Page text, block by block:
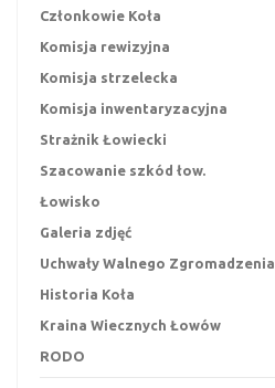
Członkowie Koła
Komisja rewizyjna
Komisja strzelecka
Komisja inwentaryzacyjna
Strażnik Łowiecki
Szacowanie szkód łow.
Łowisko
Galeria zdjęć
Uchwały Walnego Zgromadzenia
Historia Koła
Kraina Wiecznych Łowów
RODO